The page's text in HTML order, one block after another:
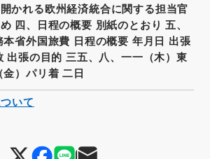
かれる欧州経済統合に関する担当官
四、日程の概要 別紙のとおり 五、
省外国旅費 日程の概要 年月日 出張
出張の目的 三五、八、一一（木）東
）パリ着 二日
いて